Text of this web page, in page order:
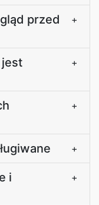
przed
+
jest
+
+
+
i
+